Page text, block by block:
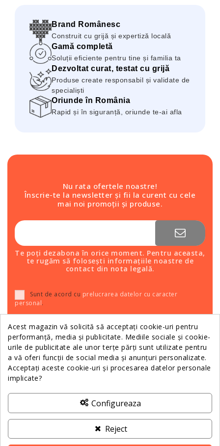
Brand Românesc
Construit cu grijă și expertiză locală
Gamă completă
Soluții eficiente pentru tine și familia ta
Dezvoltat curat, testat cu grijă
Produse create responsabil și validate de
specialiști
Oriunde în România
Rapid și în siguranță, oriunde te-ai afla
Nu rata ofertele noastre!
Înscrie-te la newsletter și fii la curent cu cele
mai noi promoții și produse.
Te poți dezabona în orice moment. Pentru aceasta,
te rugăm să folosești informațiile noastre de
contact din nota legală.
Sunt de acord cu prelucrarea datelor cu caracter
personal.
Relații Clienții
Informații
Despre Noi
Contactează-ne
Acest magazin vă solicită să acceptați cookie-uri pentru
performanță, media și publicitate. Mediile sociale și cookie-
urile de publicitate ale unor terțe părți sunt utilizate pentru
a vă oferi funcții de social media și anunțuri personalizate.
Acceptați aceste cookie-uri și procesarea datelor personale
implicate?
Configureaza
Reject